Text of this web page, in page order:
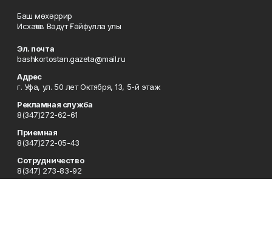
Баш мөхәррир
Исхаҡов Вәдүт Ғәйфулла улы
Эл. почта
bashkortostan.gazeta@mail.ru
Адрес
г. Уфа, ул. 50 лет Октября, 13, 5-й этаж
Рекламная служба
8(347)272-62-61
Приемная
8(347)272-05-43
Сотрудничество
8(347) 273-83-92